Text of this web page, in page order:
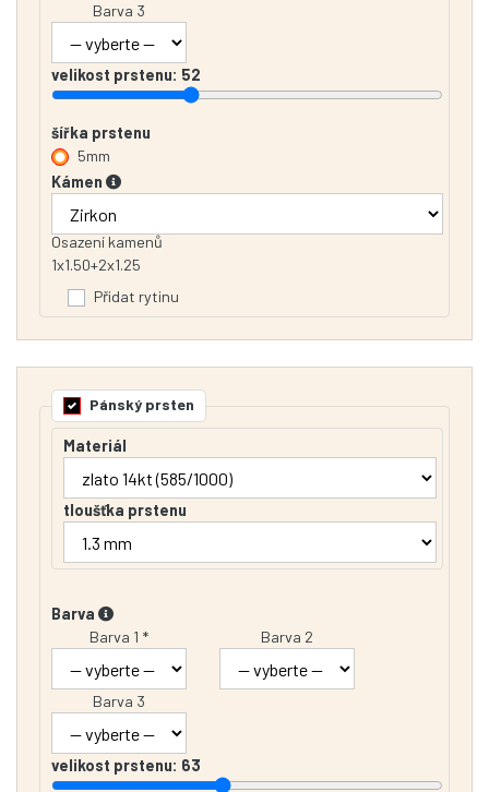
Barva 3
velikost prstenu: 52
šířka prstenu
5mm
Kámen
Osazení kamenů
1x1.50+2x1.25
Přidat rytinu
Pánský prsten
Materiál
tloušťka prstenu
Barva
Barva 1 *
Barva 2
Barva 3
velikost prstenu: 63